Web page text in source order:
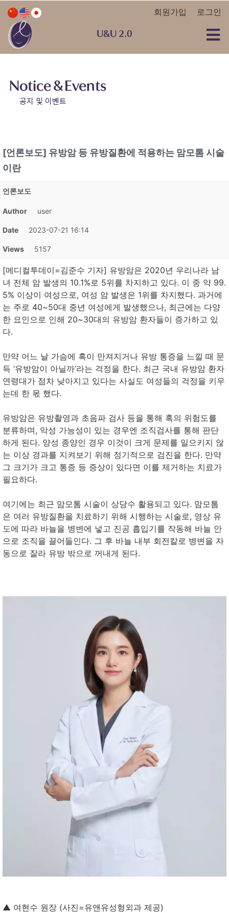
회원가입 로그인
U&U 2.0
Notice & Events
공지 및 이벤트
[언론보도] 유방암 등 유방질환에 적용하는 맘모톰 시술
이란
언론보도
Author user
Date 2023-07-21 16:14
Views 5157
[메디컬투데이=김준수 기자] 유방암은 2020년 우리나라 남
녀 전체 암 발생의 10.1%로 5위를 차지하고 있다. 이 중 약 99.
5% 이상이 여성으로, 여성 암 발생은 1위를 차지했다. 과거에
는 주로 40~50대 중년 여성에게 발생했으나, 최근에는 다양
한 요인으로 인해 20~30대의 유방암 환자들이 증가하고 있
다.
만약 어느 날 가슴에 혹이 만져지거나 유방 통증을 느낄 때 문
득 ‘유방암이 아닐까’라는 걱정을 한다. 최근 국내 유방암 환자
연령대가 점차 낮아지고 있다는 사실도 여성들의 걱정을 키우
는데 한 몫 했다.
유방암은 유방촬영과 초음파 검사 등을 통해 혹의 위험도를
분류하며, 악성 가능성이 있는 경우엔 조직검사를 통해 판단
하게 된다. 양성 종양인 경우 이것이 크게 문제를 일으키지 않
는 이상 경과를 지켜보기 위해 정기적으로 검진을 한다. 만약
그 크기가 크고 통증 등 증상이 있다면 이를 제거하는 치료가
필요하다.
여기에는 최근 맘모톰 시술이 상당수 활용되고 있다. 맘모톰
은 여러 유방질환을 치료하기 위해 시행하는 시술로, 영상 유
도에 따라 바늘을 병변에 넣고 진공 흡입기를 작동해 바늘 안
으로 조직을 끌어들인다. 그 후 바늘 내부 회전칼로 병변을 자
동으로 잘라 유방 밖으로 꺼내게 된다.
▲ 여현수 원장 (사진=유앤유성형외과 제공)